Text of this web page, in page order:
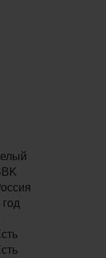
год